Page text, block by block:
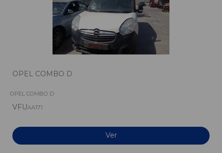
OPEL COMBO D
OPEL COMBO D
VFUAA171
Ver